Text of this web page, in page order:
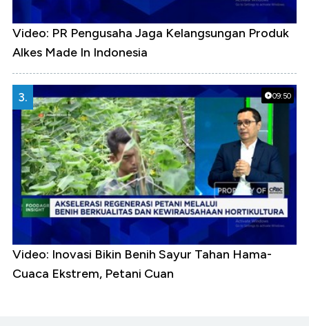
Video: PR Pengusaha Jaga Kelangsungan Produk
Alkes Made In Indonesia
09:50
3.
Video: Inovasi Bikin Benih Sayur Tahan Hama-
Cuaca Ekstrem, Petani Cuan